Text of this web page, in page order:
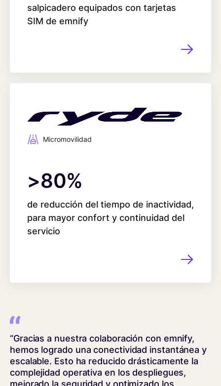
salpicadero equipados con tarjetas
SIM de emnify
Micromovilidad
>8080
%
de reducción del tiempo de inactividad,
para mayor confort y continuidad del
servicio
“Gracias a nuestra colaboración con emnify,
hemos logrado una conectividad instantánea y
escalable. Esto ha reducido drásticamente la
complejidad operativa en los despliegues,
mejorado la seguridad y optimizado los